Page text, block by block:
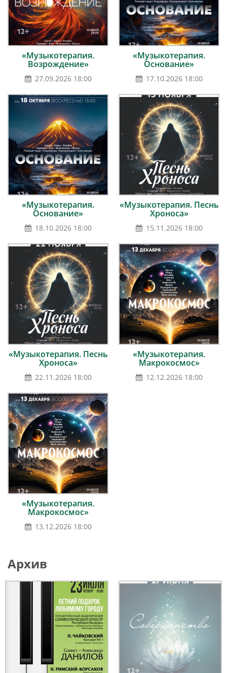
«Музыкотерапия.
Возрождение»
27.09.2026 18:00
«Музыкотерапия.
Основание»
17.10.2026 18:00
«Музыкотерапия.
Основание»
18.10.2026 18:00
«Музыкотерапия. Песнь
Хроноса»
15.11.2026 18:00
«Музыкотерапия. Песнь
Хроноса»
22.11.2026 18:00
«Музыкотерапия.
Макрокосмос»
12.12.2026 18:00
«Музыкотерапия.
Макрокосмос»
13.12.2026 18:00
Архив